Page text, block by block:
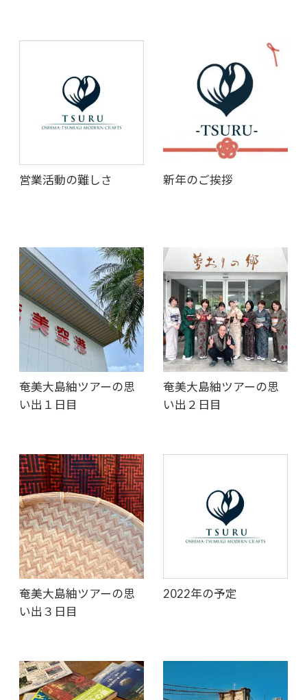
営業活動の難しさ 新年のご挨拶
奄美大島紬ツアーの思
い出１日目
奄美大島紬ツアーの思
い出２日目
奄美大島紬ツアーの思
い出３日目
2022年の予定